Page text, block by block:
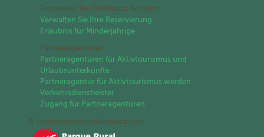
Entdecken Sie Die Masca-Schlucht
Verwalten Sie Ihre Reservierung
Erlaubnis für Minderjährige
Partneragenturen
Partneragenturen für Aktivtourismus und
Urlaubsunterkünfte
Partneragentur für Aktivtourismus werden
Verkehrsdienstleister
Zugang für Partneragenturen
® caminobarrancodemasca.com